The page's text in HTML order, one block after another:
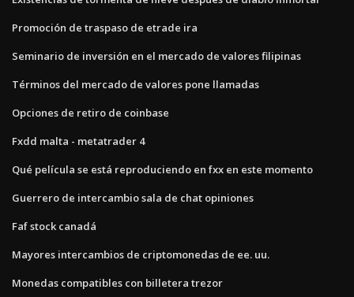
Promoción de traspaso de etrade ira
Seminario de inversión en el mercado de valores filipinas
Términos del mercado de valores pone llamadas
Opciones de retiro de coinbase
Fxdd malta - metatrader 4
Qué película se está reproduciendo en fxx en este momento
Guerrero de intercambio sala de chat opiniones
Faf stock canadá
Mayores intercambios de criptomonedas de ee. uu.
Monedas compatibles con billetera trezor